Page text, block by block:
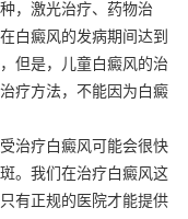
，激光治疗、药物治
白癜风的发病期间达到
但是，儿童白癜风的治
疗方法，不能因为白癜
治疗白癜风可能会很快
。我们在治疗白癜风这
有正规的医院才能提供